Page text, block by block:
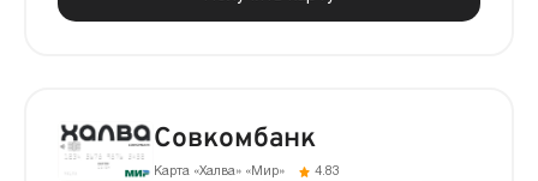
Совкомбанк
Карта «Халва» «Мир» 4.83